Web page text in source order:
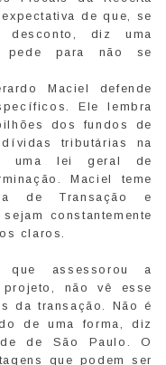
de que, se
diz uma
pede para não se
Maciel defende
Ele lembra
dos fundos de
tributárias na
uma lei geral de
Maciel teme
de Transação e
constantemente
claros.
que assessorou a
não vê esse
da transação. Não é
de uma forma, diz
de São Paulo. O
que podem ser